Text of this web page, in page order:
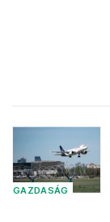
GAZDASÁG